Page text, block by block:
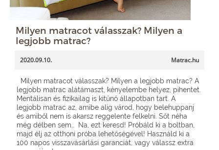
Milyen matracot válasszak? Milyen a
legjobb matrac?
2020.09.10. Matrac.hu
Milyen matracot válasszak? Milyen a legjobb matrac? A
legjobb matrac alátámaszt, kényelembe helyez, pihentet.
Mentálisan és fizikailag is kitűnő állapotban tart. A
legjobb matrac az, amibe alig várod, hogy belehuppanj
és amiből nem is akarsz reggelente felkelni. Sőt néha
még délben sem… Na, ezt keresd! Próbáld ki a boltban,
majd élj az otthoni próba lehetőségével! Használd ki a
100 napos visszavásárlási garanciát, vagy válassz extra